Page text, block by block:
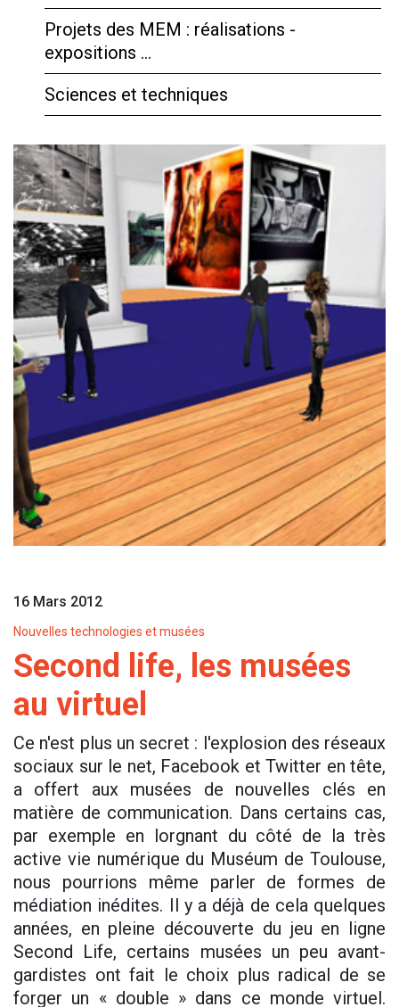
Projets des MEM : réalisations -
expositions …
Sciences et techniques
16 Mars 2012
Nouvelles technologies et musées
Second life, les musées
au virtuel
Ce n'est plus un secret : l'explosion des réseaux
sociaux sur le net, Facebook et Twitter en tête,
a offert aux musées de nouvelles clés en
matière de communication. Dans certains cas,
par exemple en lorgnant du côté de la très
active vie numérique du Muséum de Toulouse,
nous pourrions même parler de formes de
médiation inédites. Il y a déjà de cela quelques
années, en pleine découverte du jeu en ligne
Second Life, certains musées un peu avant-
gardistes ont fait le choix plus radical de se
forger un « double » dans ce monde virtuel.